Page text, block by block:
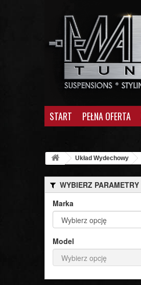
START PEŁNA OFERTA
Układ Wydechowy
WYBIERZ PARAMETRY
Marka
Model